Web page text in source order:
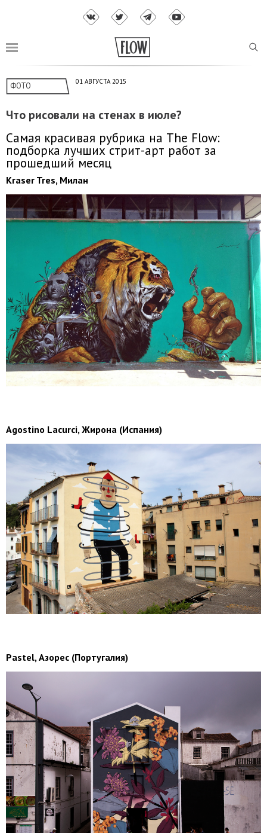
ФОТО 01 АВГУСТА 2015
Что рисовали на стенах в июле?
Самая красивая рубрика на The Flow:
подборка лучших стрит-арт работ за
прошедший месяц
Kraser Tres, Милан
Agostino Lacurci, Жирона (Испания)
Pastel, Азорес (Португалия)